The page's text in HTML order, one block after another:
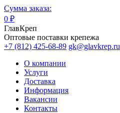
Сумма заказа:
0 ₽
ГлавКреп
Оптовые поставки крепежа
+7 (812) 425-68-89 gk@glavkrep.ru
О компании
Услуги
Доставка
Информация
Вакансии
Контакты